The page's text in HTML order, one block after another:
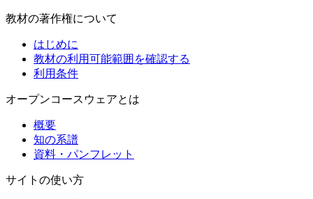
教材の著作権について
はじめに
教材の利用可能範囲を確認する
利用条件
オープンコースウェアとは
概要
知の系譜
資料・パンフレット
サイトの使い方